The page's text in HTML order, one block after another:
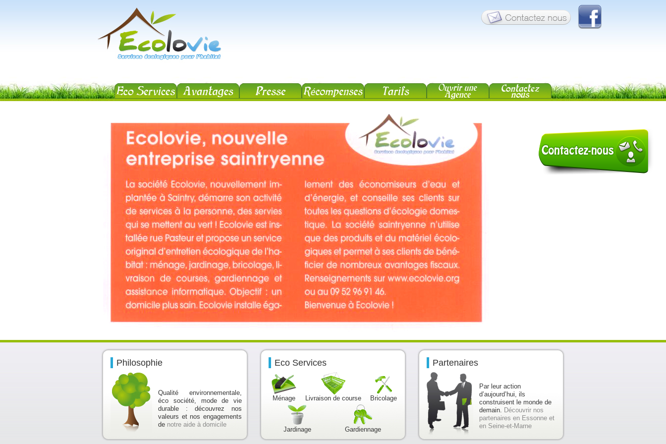
Philosophie
Qualité environnementale,
éco société, mode de vie
durable : découvrez nos
valeurs et nos engagements
de notre aide à domicile
Eco Services
Ménage Livraison de course Bricolage
Jardinage Gardiennage
Partenaires
Par leur action
d’aujourd’hui, ils
construisent le monde de
demain. Découvrir nos
partenaires en Essonne et
en Seine-et-Marne